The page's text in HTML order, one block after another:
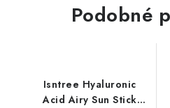
Podobné
Isntree Hyaluronic
Acid Airy Sun Stick